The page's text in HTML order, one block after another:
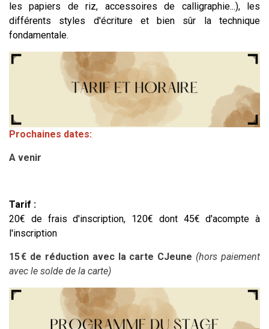
les papiers de riz, accessoires de calligraphie...), les
différents styles d'écriture et bien sûr la technique
fondamentale.
Prochaines dates:
A venir
Tarif :
20€ de frais d'inscription, 120€ dont 45€ d'acompte à
l'inscription
15 € de réduction avec la carte CJeune (hors paiement
avec le solde de la carte)